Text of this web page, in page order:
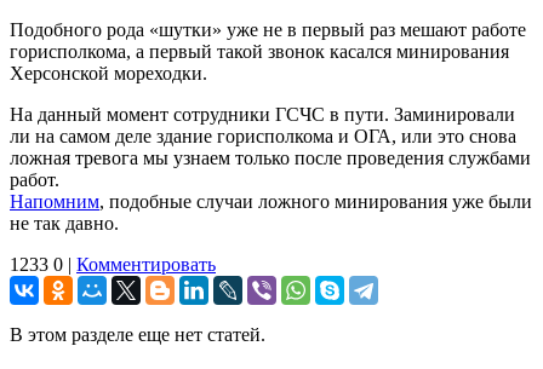
Подобного рода «шутки» уже не в первый раз мешают работе
горисполкома, а первый такой звонок касался минирования
Херсонской мореходки.
На данный момент сотрудники ГСЧС в пути. Заминировали
ли на самом деле здание горисполкома и ОГА, или это снова
ложная тревога мы узнаем только после проведения службами
работ.
Напомним, подобные случаи ложного минирования уже были
не так давно.
1233 0 | Комментировать
В этом разделе еще нет статей.